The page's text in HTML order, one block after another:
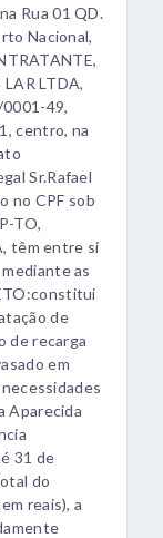
Rua 01 QD.
Nacional,
LTDA,
0001-49,
centro, na
Sr.Rafael
no CPF sob
TO,
têm entre si
as
de
de recarga
em
Aparecida
31 de
do
reais), a